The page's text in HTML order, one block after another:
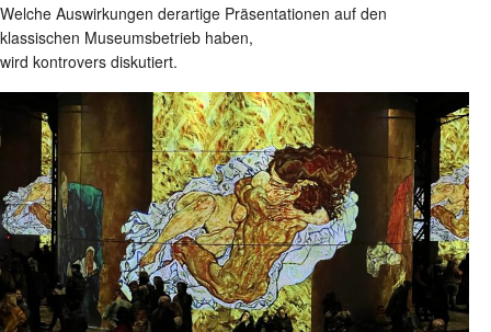
Welche Auswirkungen derartige Präsentationen auf den
klassischen Museumsbetrieb haben,
wird kontrovers diskutiert.